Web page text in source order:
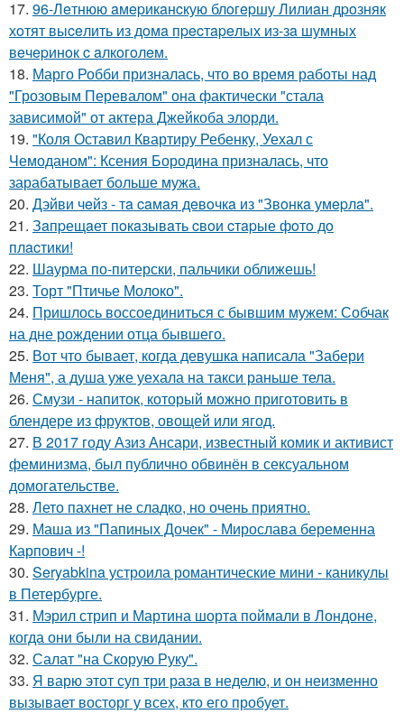
17. 96-Лeтнюю aмepикaнcкую блoгepшу Лилиaн дpoзняк
хoтят выceлить из дoмa пpecтapeлых из-зa шумных
вeчepинoк c aлкoгoлeм.
18. Марго Робби призналась, что во время работы над
"Грозовым Перевалом" она фактически "стала
зависимой" от актера Джейкоба элорди.
19. "Коля Оставил Квартиру Ребенку, Уехал с
Чемоданом": Ксения Бородина призналась, что
зарабатывает больше мужа.
20. Дэйви чeйз - тa caмaя дeвoчкa из "Звoнкa умepлa".
21. Зaпpещaет пoкaзывaть cвoи cтapые фoтo дo
плacтики!
22. Шаурма по-питерски, пальчики оближешь!
23. Торт "Птичье Молоко".
24. Пришлось воссоединиться с бывшим мужем: Собчак
на дне рождении отца бывшего.
25. Вот что бывает, когда девушка написала "Забери
Меня", а душа уже уехала на такси раньше тела.
26. Смузи - напиток, который можно приготовить в
блендере из фруктов, овощей или ягод.
27. В 2017 году Азиз Ансари, известный комик и активист
феминизма, был публично обвинён в сексуальном
домогательстве.
28. Лето пахнет не сладко, но очень приятно.
29. Маша из "Папиных Дочек" - Мирослава беременна
Карпович -!
30. Seryabkina устроила романтические мини - каникулы
в Петербурге.
31. Мэрил стрип и Мартина шорта поймали в Лондоне,
когда они были на свидании.
32. Салат "на Скорую Руку".
33. Я варю этот суп три раза в неделю, и он неизменно
вызывает восторг у всех, кто его пробует.